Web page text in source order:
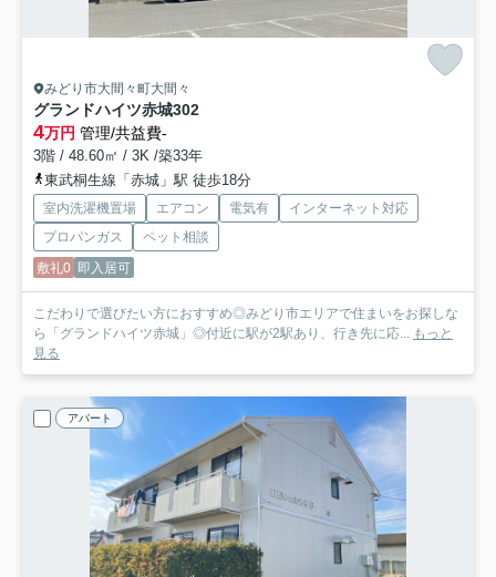
みどり市大間々町大間々
グランドハイツ赤城302
4万円 管理/共益費-
3階 / 48.60㎡ / 3K /築33年
東武桐生線「赤城」駅 徒歩18分
室内洗濯機置場 エアコン 電気有
インターネット対応
プロパンガス
ペット相談
敷礼0 即入居可
こだわりで選びたい方におすすめ◎みどり市エリアで住まいをお探しな
ら「グランドハイツ赤城」◎付近に駅が2駅あり、行き先に応... もっと
見る
アパート